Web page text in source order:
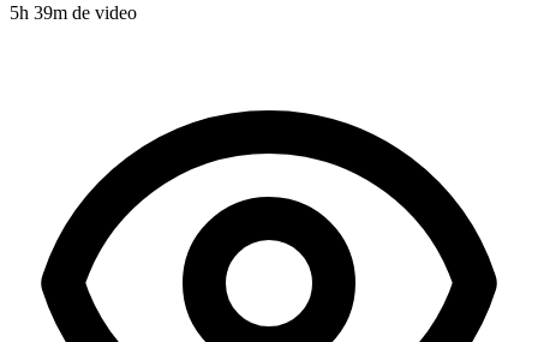
5h 39m de video